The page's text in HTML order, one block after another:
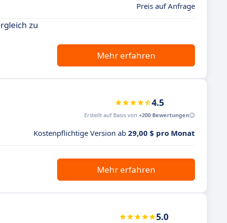
Preis auf Anfrage
zu
Mehr erfahren
4.5
Erstellt auf Basis von +200 Bewertungen
Kostenpflichtige Version ab 29,00 $ pro Monat
Mehr erfahren
5.0